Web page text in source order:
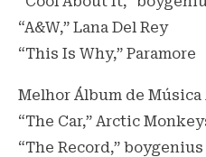
“A&W,” Lana Del Rey
“This Is Why,” Paramore
Melhor Álbum de
“The Car,” Arctic
“The Record,” boygenius